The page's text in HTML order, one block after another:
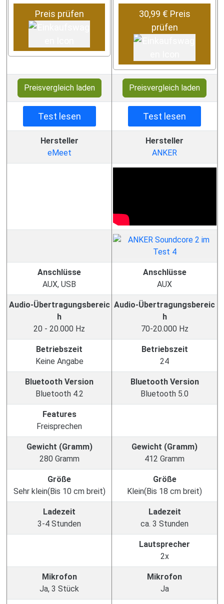
Preis prüfen
30,99 € Preis
prüfen
Preisvergleich laden Preisvergleich laden
Test lesen Test lesen
Hersteller
eMeet
Hersteller
ANKER
Anschlüsse
AUX, USB
Anschlüsse
AUX
Audio-Übertragungsbereic
h
20 - 20.000 Hz
Audio-Übertragungsbereic
h
70-20.000 Hz
Betriebszeit
Keine Angabe
Betriebszeit
24
Bluetooth Version
Bluetooth 4.2
Bluetooth Version
Bluetooth 5.0
Features
Freisprechen
Gewicht (Gramm)
280 Gramm
Gewicht (Gramm)
412 Gramm
Größe
Sehr klein(Bis 10 cm breit)
Größe
Klein(Bis 18 cm breit)
Ladezeit
3-4 Stunden
Ladezeit
ca. 3 Stunden
Lautsprecher
2x
Mikrofon
Ja, 3 Stück
Mikrofon
Ja